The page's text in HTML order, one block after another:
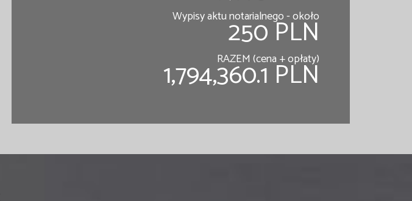
Wypisy aktu notarialnego - około
250 PLN
RAZEM (cena + opłaty)
1,794,360.1 PLN